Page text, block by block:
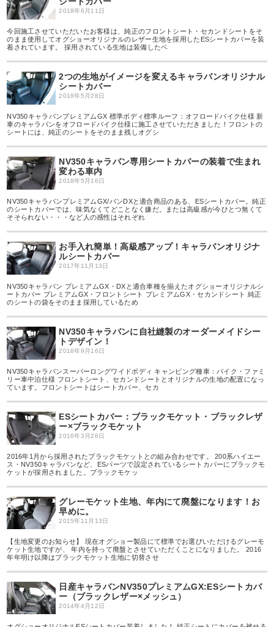
2018年6月11日
今回施工させていただいたお客様は、純正のフロントシート・セカンドシートをそ
のまま使用してオグショーオリジナルのレザー生地を採用したESシートカバーを装
着されています。 採用されている生地は装備したベ
2つの生地がイメージを変えるキャラバンオリジナル
シートカバー
2018年5月28日
NV350キャラバンプレミアムGX 標準ボディ標準ルーフ：オフロードバイク仕様 新
車のキャラバンをオフロードバイク仕様に施工させていただきました！フロントの
シートには、純正のシートをそのまま残しオグシ
NV350キャラバン専用シートカバーの装着で生まれ
変わる車内
2018年5月16日
NV350キャラバンプレミアムGX/バンDXと適合商品のある、ESシートカバー。純正
のシートカバーでは、味気なくてどことなく嫌だ。または高級感が今ひとつ無くて
そそられない・・・など人の感性はそれぞれ
お手入れ簡単！高級感アップ！キャラバンオリジナ
ルシートカバー
2017年11月13日
NV350キャラバン プレミアムGX・DXと適合車種を揃えたオグショーオリジナルシ
ートカバー プレミアムGX・フロントシート プレミアムGX・セカンドシート 純正
のシートの袋をそのまま採用しているため
NV350キャラバンに自社縫製のオーダーメイドシー
トデザイン！
2016年9月16日
NV350キャラバンスーパーロングワイドボディ キャンピング種車：バイク・ファミ
リー車中泊仕様 フロントシート、セカンドシートとオリジナルの生地の配置になっ
ています。フロントシートはシートカバー、セカ
ESシートカバー：ブラックモケット・ブラックレザ
ー×ブラックモケット
2016年3月26日
2016年1月から採用されたブラックモケットとの組み合わせです。 200系ハイエー
ス・NV350キャラバンなど、ESパーツで設定されているシートカバーにブラックモ
ケットが採用されました。ブラックモケッ
グレーモケット生地、年内にて廃盤になります！お
早めに。
2015年11月13日
【生地変更のお知らせ】 現在オグショー製品にて標準でお選びいただけるグレーモ
ケット生地ですが、 年内を持って廃盤とさせていただくことになりました。 2016
年年明け以降はブラックモケット生地に切替させ
日産キャラバンNV350プレミアムGX:ESシートカバ
ー（ブラックレザー×メッシュ）
2014年4月12日